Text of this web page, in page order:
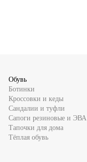
Обувь
Ботинки
Кроссовки и кеды
Сандалии и туфли
Сапоги резиновые и ЭВА
Тапочки для дома
Тёплая обувь